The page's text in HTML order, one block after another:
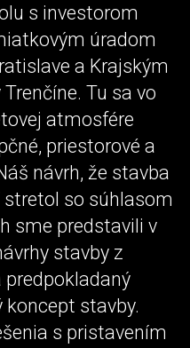
s investorom
úradom
a Krajským
Tu sa vo
atmosfére
priestorové a
návrh, že stavba
so súhlasom
sme predstavili v
stavby z
koncept stavby.
s pristavením